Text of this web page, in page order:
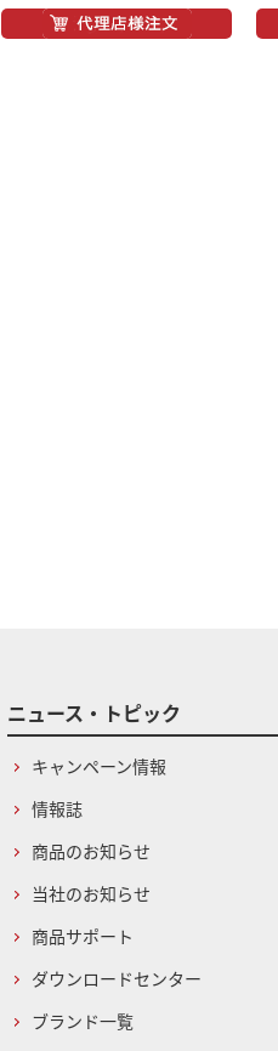
ニュース・トピック
キャンペーン情報
情報誌
商品のお知らせ
当社のお知らせ
商品サポート
ダウンロードセンター
ブランド一覧